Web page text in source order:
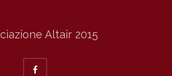
Altair 2015